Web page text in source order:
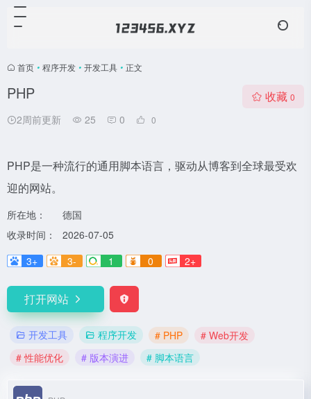
首页 • 程序开发 • 开发工具 • 正文
PHP
2周前更新 25 0 0
收藏 0
PHP是一种流行的通用脚本语言，驱动从博客到全球最受欢
迎的网站。
所在地：
德国
收录时间：
2026-07-05
3+
3- 1 0 2+
打开网站
开发工具 程序开发 # PHP
# Web开发
# 性能优化
# 版本演进 # 脚本语言